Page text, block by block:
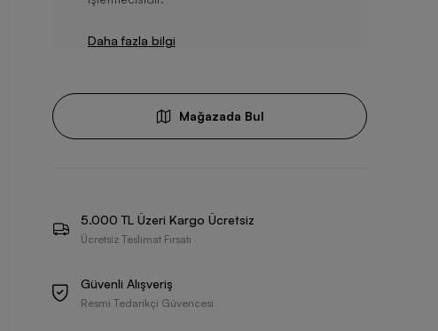
Daha fazla bilgi
Mağazada Bul
5.000 TL Üzeri Kargo Ücretsiz
Ücretsiz Teslimat Fırsatı
Güvenli Alışveriş
Resmi Tedarikçi Güvencesi